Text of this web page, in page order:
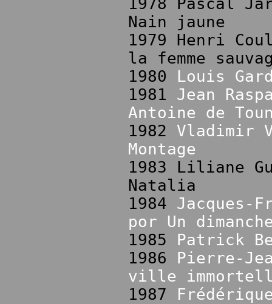
1978 Pascal
Nain jaune
1979 Henri
la femme
1980 Louis
1981 Jean
Antoine de
1982 Vladimir
Montage
1983 Liliane
Natalia
1984 Jacques-
por Un
1985 Patrick
1986 Pierre-
ville
1987